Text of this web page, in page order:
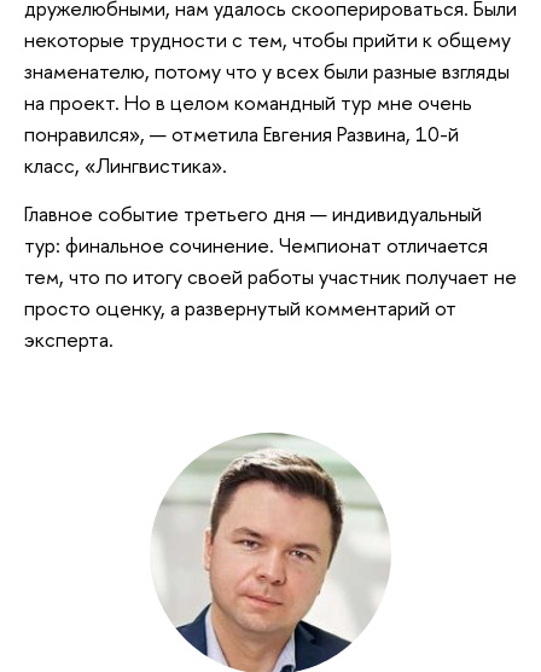
дружелюбными, нам удалось скооперироваться. Были
некоторые трудности с тем, чтобы прийти к общему
знаменателю, потому что у всех были разные взгляды
на проект. Но в целом командный тур мне очень
понравился», — отметила Евгения Развина, 10-й
класс, «Лингвистика».
Главное событие третьего дня — индивидуальный
тур: финальное сочинение. Чемпионат отличается
тем, что по итогу своей работы участник получает не
просто оценку, а развернутый комментарий от
эксперта.